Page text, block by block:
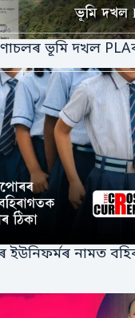
ভূমি দখল
ইউনিফর্মৰ নামত